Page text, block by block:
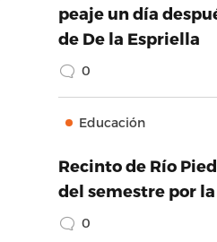
peaje un día
de De la Espriella
0
Educación
Recinto de Río
del semestre por
0